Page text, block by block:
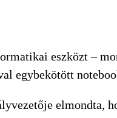
eszközt –
egybekötött
elmondta,